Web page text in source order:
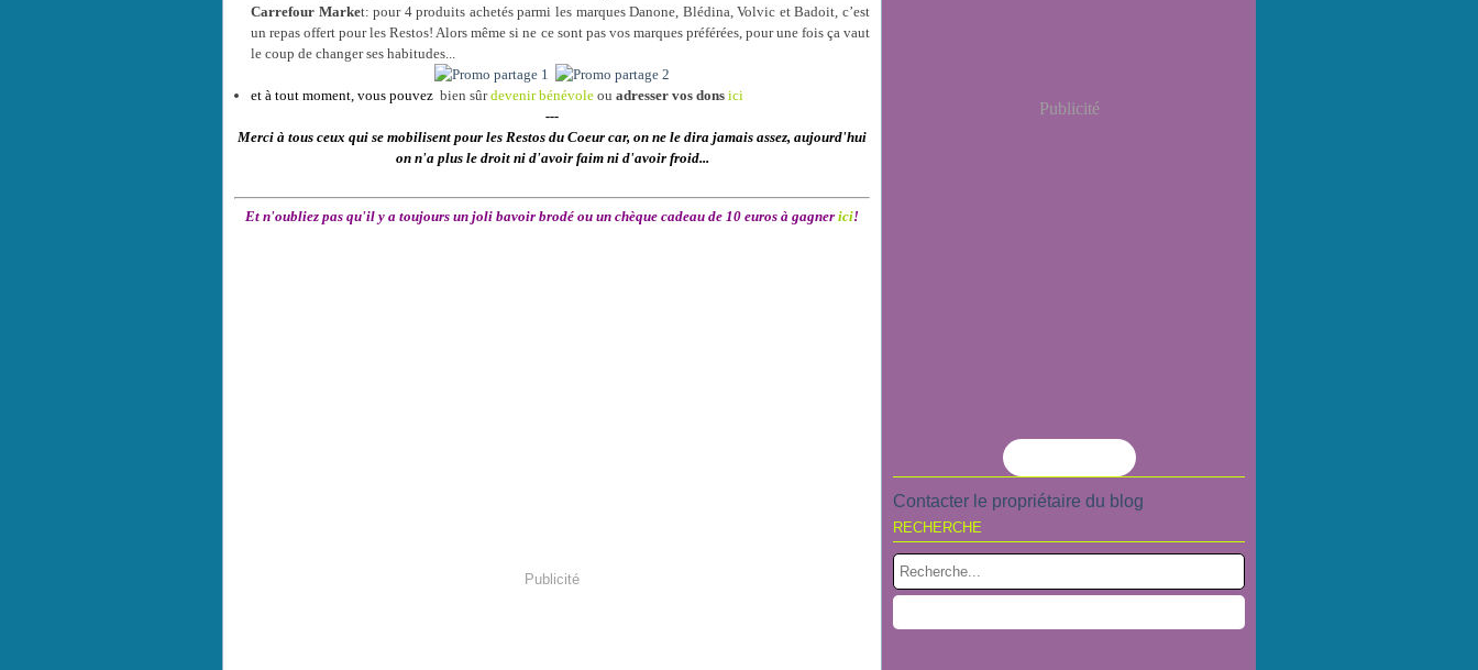
Carrefour Market: pour 4 produits achetés parmi les marques Danone, Blédina, Volvic et Badoit, c’est
un repas offert pour les Restos! Alors même si ne ce sont pas vos marques préférées, pour une fois ça vaut
le coup de changer ses habitudes...
et à tout moment, vous pouvez bien sûrdevenir bénévole ou adresser vos dons ici
---
Merci à tous ceux qui se mobilisent pour les Restos du Coeur car, on ne le dira jamais assez, aujourd'hui
on n'a plus le droit ni d'avoir faim ni d'avoir froid...
Et n'oubliez pas qu'il y a toujours un joli bavoir brodé ou un chèque cadeau de 10 euros à gagner ici!
Publicité
Publicité
Contacter le propriétaire du blog
RECHERCHE